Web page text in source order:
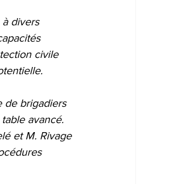
à divers
civile
de brigadiers
avancé.
et M. Rivage